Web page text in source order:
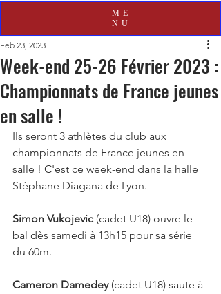
ME
NU
Week-end 25-26 Février 2023 :
Championnats de France jeunes
en salle !
Feb 23, 2023
Ils seront 3 athlètes du club aux
championnats de France jeunes en
salle ! C'est ce week-end dans la halle
Stéphane Diagana de Lyon.
Simon Vukojevic (cadet U18) ouvre le
bal dès samedi à 13h15 pour sa série
du 60m.
Cameron Damedey (cadet U18) saute à